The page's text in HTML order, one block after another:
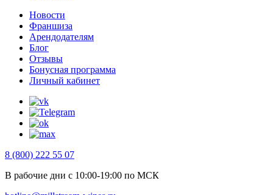
Новости
Франшиза
Арендодателям
Блог
Отзывы
Бонусная программа
Личный кабинет
8 (800) 222 55 07
В рабочие дни с 10:00-19:00 по МСК